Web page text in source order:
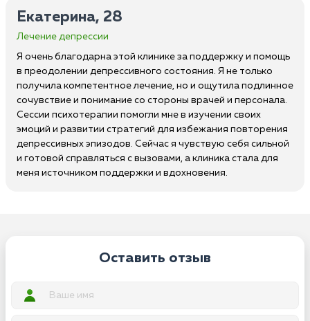
Екатерина, 28
Лечение депрессии
Я очень благодарна этой клинике за поддержку и помощь
в преодолении депрессивного состояния. Я не только
получила компетентное лечение, но и ощутила подлинное
сочувствие и понимание со стороны врачей и персонала.
Сессии психотерапии помогли мне в изучении своих
эмоций и развитии стратегий для избежания повторения
депрессивных эпизодов. Сейчас я чувствую себя сильной
и готовой справляться с вызовами, а клиника стала для
меня источником поддержки и вдохновения.
Оставить отзыв